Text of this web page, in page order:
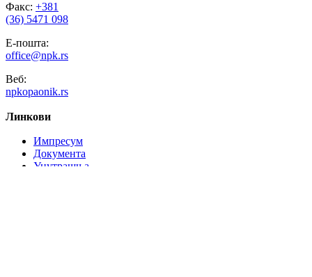
Факс: +381
(36) 5471 098
Е-пошта:
office@npk.rs
Веб:
npkopaonik.rs
Линкови
Импресум
Документа
Унутрашња